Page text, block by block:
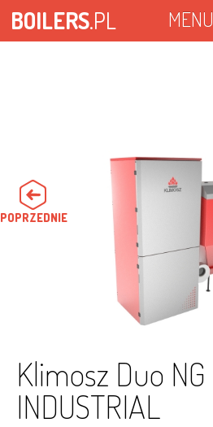
BOILERS.PL MENU
Klimosz Duo NG
INDUSTRIAL
POPRZEDNIE